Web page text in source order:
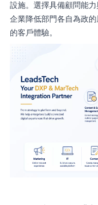
設施。選擇具備顧問能
企業降低部門各自為政
的客戶體驗。